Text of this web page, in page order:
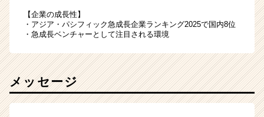
【企業の成長性】
・アジア・パシフィック急成長企業ランキング2025で国内8位
・急成長ベンチャーとして注目される環境
メッセージ